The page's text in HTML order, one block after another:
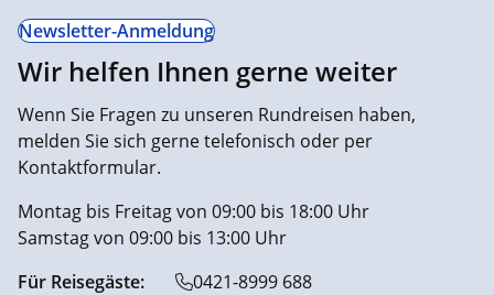
Newsletter-Anmeldung
Wir helfen Ihnen gerne weiter
Wenn Sie Fragen zu unseren Rundreisen haben,
melden Sie sich gerne telefonisch oder per
Kontaktformular.
Montag bis Freitag von 09:00 bis 18:00 Uhr
Samstag von 09:00 bis 13:00 Uhr
Für Reisegäste:
0421-8999 688